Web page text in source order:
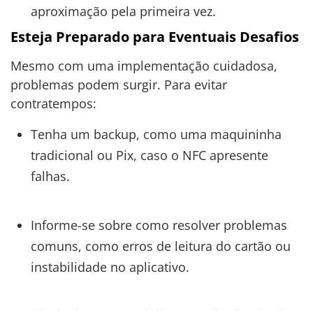
aproximação pela primeira vez.
Esteja Preparado para Eventuais Desafios
Mesmo com uma implementação cuidadosa,
problemas podem surgir. Para evitar
contratempos:
Tenha um backup, como uma maquininha
tradicional ou Pix, caso o NFC apresente
falhas.
Informe-se sobre como resolver problemas
comuns, como erros de leitura do cartão ou
instabilidade no aplicativo.